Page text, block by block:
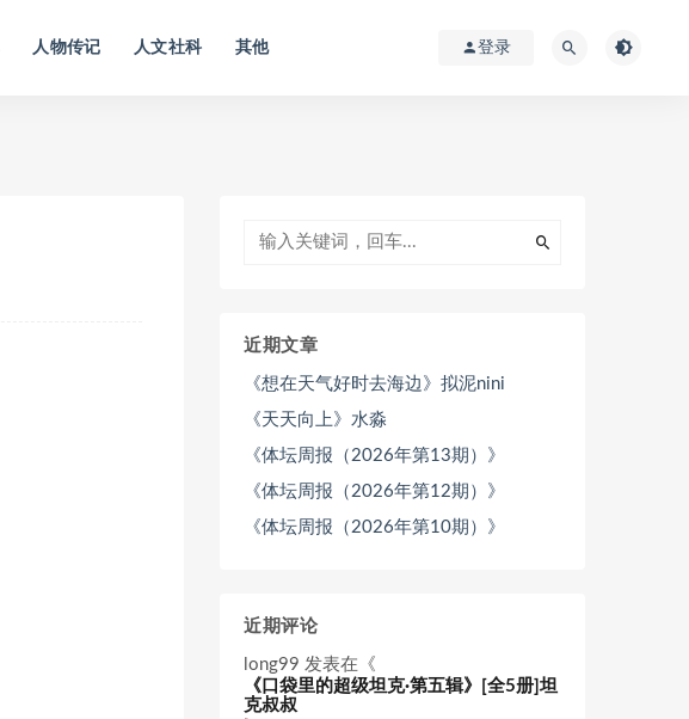
人物传记 人文社科 其他 登录
近期文章
《想在天气好时去海边》拟泥nini
《天天向上》水淼
《体坛周报（2026年第13期）》
《体坛周报（2026年第12期）》
《体坛周报（2026年第10期）》
近期评论
long99 发表在《
《口袋里的超级坦克·第五辑》[全5册]坦
克叔叔